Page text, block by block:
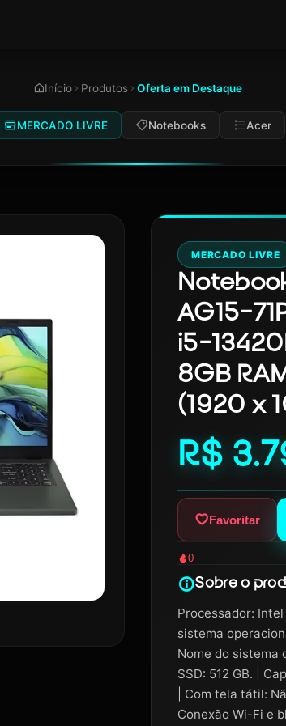
Início Produtos Oferta em Destaque
MERCADO LIVRE Notebooks Acer
MERCADO LIVRE
AG15-
i5-
8GB
(1920 x
R$
Favoritar
0
Sobre o
Processador:
sistema
Nome do sistema
SSD: 512 GB. |
| Com tela tátil:
Conexão Wi-Fi e